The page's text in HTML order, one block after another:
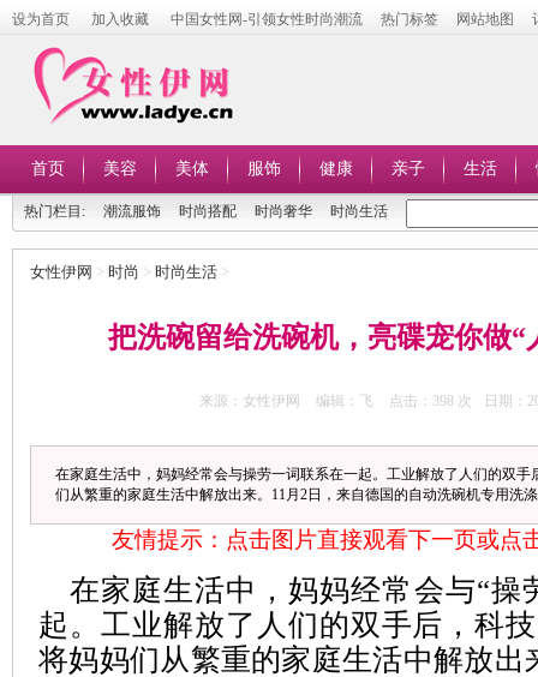
设为首页 加入收藏 中国女性网-引领女性时尚潮流 热门标签 网站地图
首页 美容 美体 服饰 健康 亲子 生活
热门栏目: 潮流服饰 时尚搭配 时尚奢华 时尚生活
女性伊网 > 时尚 > 时尚生活 >
把洗碗留给洗碗机，亮碟宠你做“
来源：女性伊网 编辑：飞 点击： 398 次 日期：
在家庭生活中，妈妈经常会与操劳一词联系在一起。工业解放了人们的双手
们从繁重的家庭生活中解放出来。11月2日，来自德国的自动洗碗机专用洗
友情提示：点击图片直接观看下一页或点
在家庭生活中，妈妈经常会与“操
起。工业解放了人们的双手后，科
将妈妈们从繁重的家庭生活中解放出